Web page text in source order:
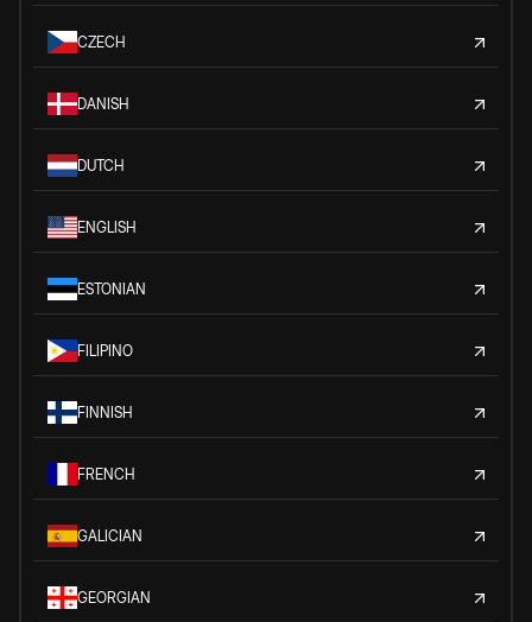
CZECH
DANISH
DUTCH
ENGLISH
ESTONIAN
FILIPINO
FINNISH
FRENCH
GALICIAN
GEORGIAN